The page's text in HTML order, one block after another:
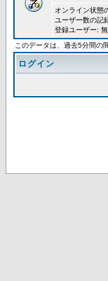
オンライン状態
ユーザー数の記
登録ユーザー: 無
このデータは、過去5分間の
ログイン